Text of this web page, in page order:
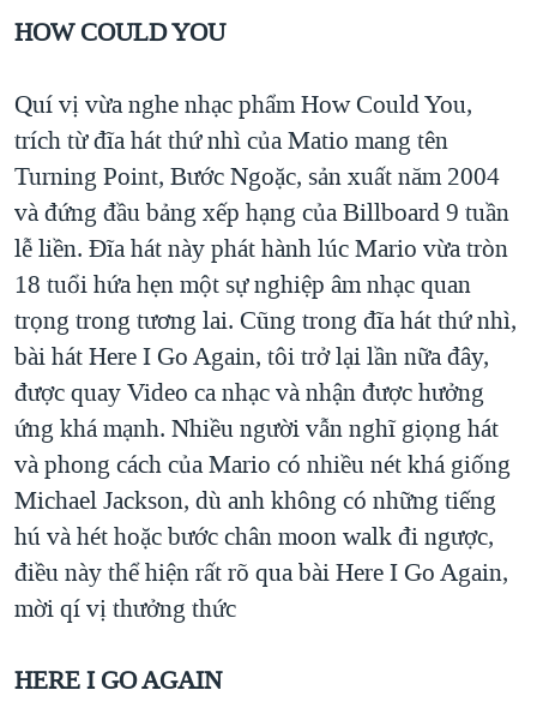
HOW COULD YOU
Quí vị vừa nghe nhạc phẩm How Could You,
trích từ đĩa hát thứ nhì của Matio mang tên
Turning Point, Bước Ngoặc, sản xuất năm 2004
và đứng đầu bảng xếp hạng của Billboard 9 tuần
lễ liền. Đĩa hát này phát hành lúc Mario vừa tròn
18 tuổi hứa hẹn một sự nghiệp âm nhạc quan
trọng trong tương lai. Cũng trong đĩa hát thứ nhì,
bài hát Here I Go Again, tôi trở lại lần nữa đây,
được quay Video ca nhạc và nhận được hưởng
ứng khá mạnh. Nhiều người vẫn nghĩ giọng hát
và phong cách của Mario có nhiều nét khá giống
Michael Jackson, dù anh không có những tiếng
hú và hét hoặc bước chân moon walk đi ngược,
điều này thể hiện rất rõ qua bài Here I Go Again,
mời qí vị thưởng thức
HERE I GO AGAIN